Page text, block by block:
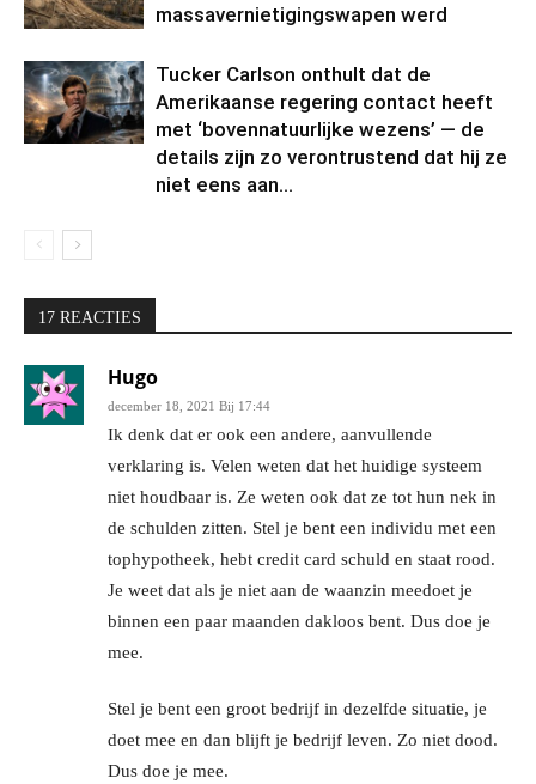
massavernietigingswapen werd
Tucker Carlson onthult dat de
Amerikaanse regering contact heeft
met ‘bovennatuurlijke wezens’ — de
details zijn zo verontrustend dat hij ze
niet eens aan...
17 REACTIES
Hugo
december 18, 2021 Bij 17:44
Ik denk dat er ook een andere, aanvullende
verklaring is. Velen weten dat het huidige systeem
niet houdbaar is. Ze weten ook dat ze tot hun nek in
de schulden zitten. Stel je bent een individu met een
tophypotheek, hebt credit card schuld en staat rood.
Je weet dat als je niet aan de waanzin meedoet je
binnen een paar maanden dakloos bent. Dus doe je
mee.
Stel je bent een groot bedrijf in dezelfde situatie, je
doet mee en dan blijft je bedrijf leven. Zo niet dood.
Dus doe je mee.